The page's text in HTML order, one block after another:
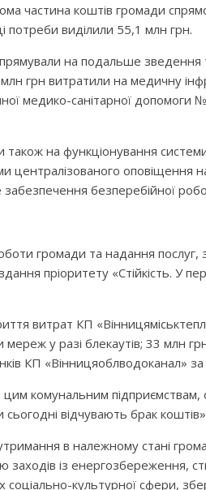
частина коштів громади
потреби виділили 55,1 млн грн.
на подальше зведення
грн витратили на медичну
медико-санітарної допомоги
також на функціонування
централізованого оповіщення
безперебійної
громади та надання послуг,
пріоритету «Стійкість. У
витрат КП
у разі блекаутів; 33 млн
КП «Вінницяоблводоканал» за
комунальним підприємствам,
відчувають брак
в належному стані
заходів із енергозбереження,
соціально-культурної сфери,